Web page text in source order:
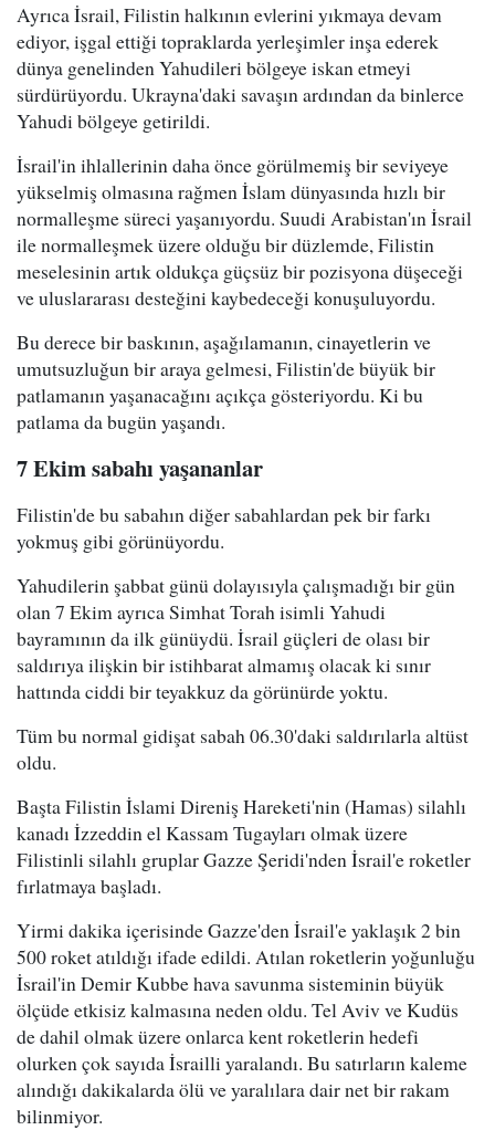
Ayrıca İsrail, Filistin halkının evlerini yıkmaya devam
ediyor, işgal ettiği topraklarda yerleşimler inşa ederek
dünya genelinden Yahudileri bölgeye iskan etmeyi
sürdürüyordu. Ukrayna'daki savaşın ardından da binlerce
Yahudi bölgeye getirildi.
İsrail'in ihlallerinin daha önce görülmemiş bir seviyeye
yükselmiş olmasına rağmen İslam dünyasında hızlı bir
normalleşme süreci yaşanıyordu. Suudi Arabistan'ın İsrail
ile normalleşmek üzere olduğu bir düzlemde, Filistin
meselesinin artık oldukça güçsüz bir pozisyona düşeceği
ve uluslararası desteğini kaybedeceği konuşuluyordu.
Bu derece bir baskının, aşağılamanın, cinayetlerin ve
umutsuzluğun bir araya gelmesi, Filistin'de büyük bir
patlamanın yaşanacağını açıkça gösteriyordu. Ki bu
patlama da bugün yaşandı.
7 Ekim sabahı yaşananlar
Filistin'de bu sabahın diğer sabahlardan pek bir farkı
yokmuş gibi görünüyordu.
Yahudilerin şabbat günü dolayısıyla çalışmadığı bir gün
olan 7 Ekim ayrıca Simhat Torah isimli Yahudi
bayramının da ilk günüydü. İsrail güçleri de olası bir
saldırıya ilişkin bir istihbarat almamış olacak ki sınır
hattında ciddi bir teyakkuz da görünürde yoktu.
Tüm bu normal gidişat sabah 06.30'daki saldırılarla altüst
oldu.
Başta Filistin İslami Direniş Hareketi'nin (Hamas) silahlı
kanadı İzzeddin el Kassam Tugayları olmak üzere
Filistinli silahlı gruplar Gazze Şeridi'nden İsrail'e roketler
fırlatmaya başladı.
Yirmi dakika içerisinde Gazze'den İsrail'e yaklaşık 2 bin
500 roket atıldığı ifade edildi. Atılan roketlerin yoğunluğu
İsrail'in Demir Kubbe hava savunma sisteminin büyük
ölçüde etkisiz kalmasına neden oldu. Tel Aviv ve Kudüs
de dahil olmak üzere onlarca kent roketlerin hedefi
olurken çok sayıda İsrailli yaralandı. Bu satırların kaleme
alındığı dakikalarda ölü ve yaralılara dair net bir rakam
bilinmiyor.